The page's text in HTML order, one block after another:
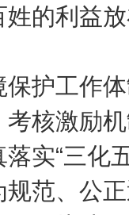
姓的利益
保护工作
核激励
实“三化
规范、公